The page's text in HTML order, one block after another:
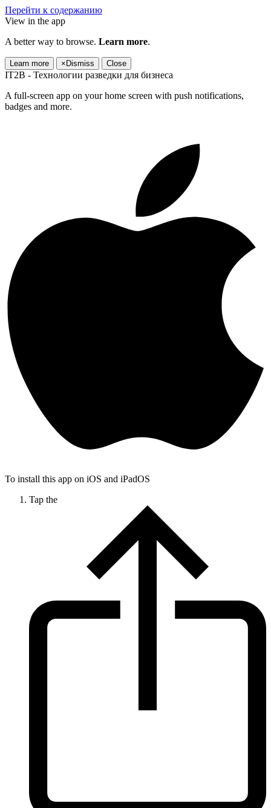
Перейти к содержанию
View in the app
A better way to browse. Learn more.
Learn more × Dismiss Close
IT2B - Технологии разведки для бизнеса
A full-screen app on your home screen with push notifications,
badges and more.
To install this app on iOS and iPadOS
Tap the